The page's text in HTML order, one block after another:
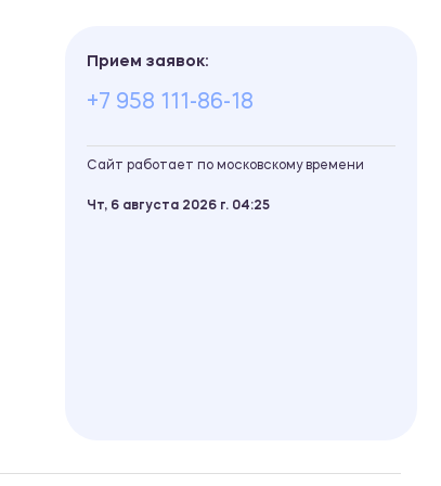
Прием заявок:
+7 958 111-86-18
Сайт работает по московскому времени
Чт, 6 августа 2026 г. 04 25